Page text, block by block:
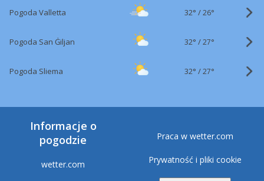
Pogoda Valletta 32° /26°
Pogoda San Ġiljan 32° /27°
Pogoda Sliema 32° /27°
Informacje o
pogodzie
wetter.com
Praca w wetter.com
Prywatność i pliki cookie